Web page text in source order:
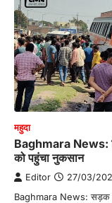
महुदा
Baghmara News:
को पहुंचा नुकसान
Editor 27/03/
Baghmara News: सड़क